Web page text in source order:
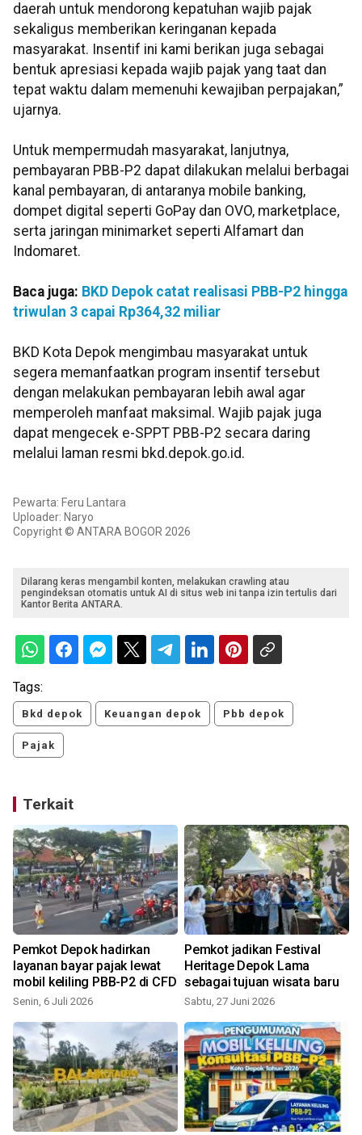
daerah untuk mendorong kepatuhan wajib pajak
sekaligus memberikan keringanan kepada
masyarakat. Insentif ini kami berikan juga sebagai
bentuk apresiasi kepada wajib pajak yang taat dan
tepat waktu dalam memenuhi kewajiban perpajakan,”
ujarnya.
Untuk mempermudah masyarakat, lanjutnya,
pembayaran PBB-P2 dapat dilakukan melalui berbagai
kanal pembayaran, di antaranya mobile banking,
dompet digital seperti GoPay dan OVO, marketplace,
serta jaringan minimarket seperti Alfamart dan
Indomaret.
Baca juga: BKD Depok catat realisasi PBB-P2 hingga
triwulan 3 capai Rp364,32 miliar
BKD Kota Depok mengimbau masyarakat untuk
segera memanfaatkan program insentif tersebut
dengan melakukan pembayaran lebih awal agar
memperoleh manfaat maksimal. Wajib pajak juga
dapat mengecek e-SPPT PBB-P2 secara daring
melalui laman resmi bkd.depok.go.id.
Pewarta: Feru Lantara
Uploader: Naryo
Copyright © ANTARA BOGOR 2026
Dilarang keras mengambil konten, melakukan crawling atau
pengindeksan otomatis untuk AI di situs web ini tanpa izin tertulis dari
Kantor Berita ANTARA.
Tags:
Bkd depok Keuangan depok Pbb depok
Pajak
Terkait
Pemkot Depok hadirkan
layanan bayar pajak lewat
mobil keliling PBB-P2 di CFD
Senin, 6 Juli 2026
Pemkot jadikan Festival
Heritage Depok Lama
sebagai tujuan wisata baru
Sabtu, 27 Juni 2026